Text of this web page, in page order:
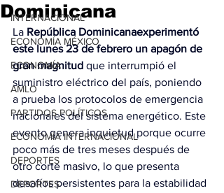
INTERNACIONAL
ECONOMÍA MÉXICO
ECONOMÍA
AMLO
PARTIDOS POLÍTICOS
ECONOMÍA INTERNACIONAL
DEPORTES
DEPORTES
Dominicana
La República Dominicanaexperimentó
este lunes 23 de febrero un apagón de
gran magnitud que interrumpió el
suministro eléctrico del país, poniendo
a prueba los protocolos de emergencia
nacionales del sistema energético. Este
evento genera inquietud porque ocurre
poco más de tres meses después de
otro corte masivo, lo que presenta
desafíos persistentes para la estabilidad